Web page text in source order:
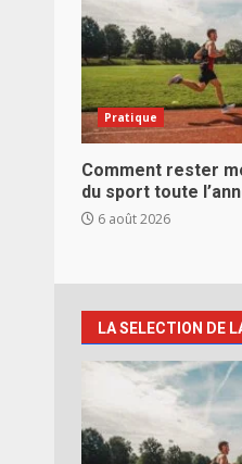
Pratique
Comment rester
du sport toute
6 août 2026
LA SELECTION DE